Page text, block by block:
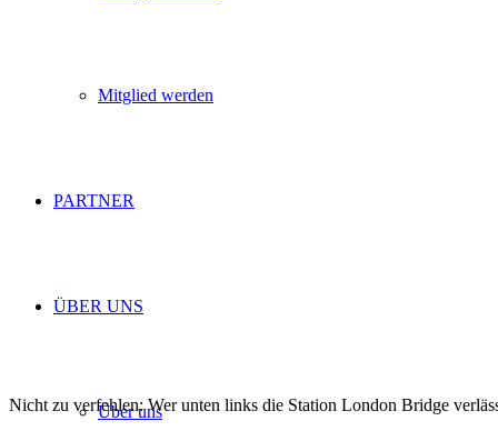
Mitglied werden
PARTNER
ÜBER UNS
Über uns
Nicht zu verfehlen: Wer unten links die Station London Bridge